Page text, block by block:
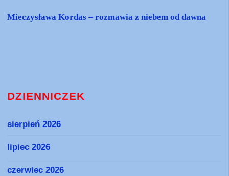
Mieczysława Kordas – rozmawia z niebem od dawna
DZIENNICZEK
sierpień 2026
lipiec 2026
czerwiec 2026